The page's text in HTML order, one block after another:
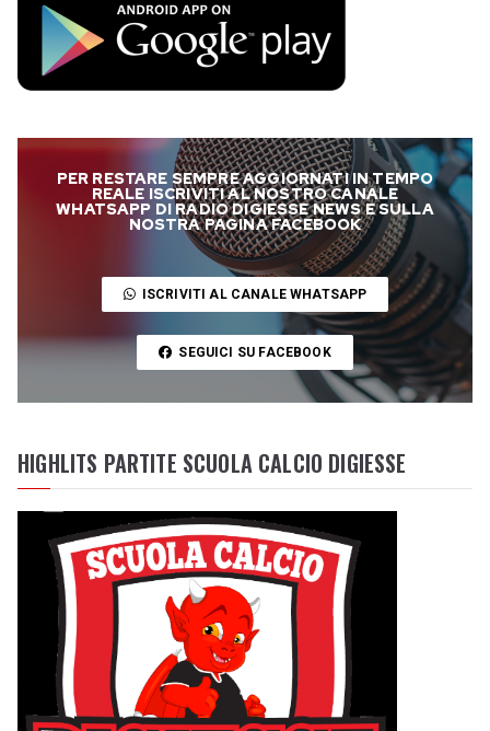
PER RESTARE SEMPRE AGGIORNATI IN TEMPO
REALE ISCRIVITI AL NOSTRO CANALE
WHATSAPP DI RADIO DIGIESSE NEWS E SULLA
NOSTRA PAGINA FACEBOOK
ISCRIVITI AL CANALE WHATSAPP
SEGUICI SU FACEBOOK
HIGHLITS PARTITE SCUOLA CALCIO DIGIESSE